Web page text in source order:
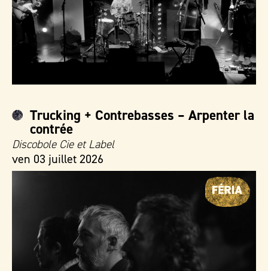
Trucking + Contrebasses – Arpenter la
contrée
Discobole Cie et Label
ven 03 juillet 2026